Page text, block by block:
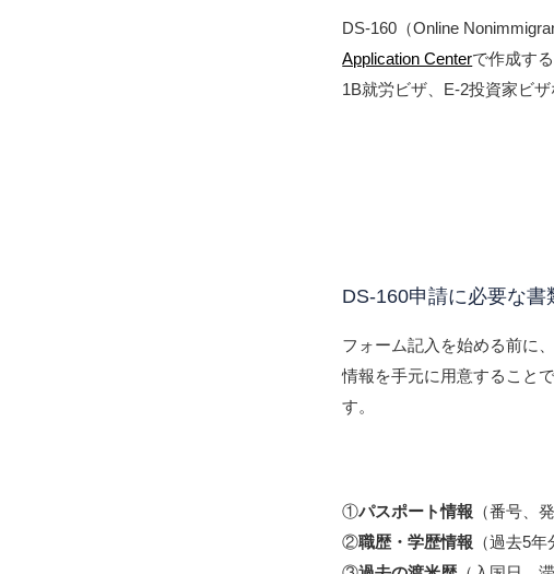
DS-160（Online
Application Centerで作成す
1B就労ビザ、E-2投資家ビ
DS-160申請に必要な書
フォーム記入を始める前に
情報を手元に用意すること
す。
①パスポート情報 （番号、
②職歴・学歴情報 （過去5